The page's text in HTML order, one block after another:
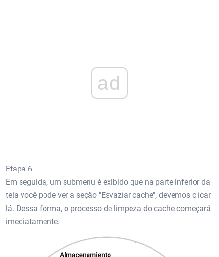
ad
Etapa 6
Em seguida, um submenu é exibido que na parte inferior da
tela você pode ver a seção "Esvaziar cache", devemos clicar
lá. Dessa forma, o processo de limpeza do cache começará
imediatamente.